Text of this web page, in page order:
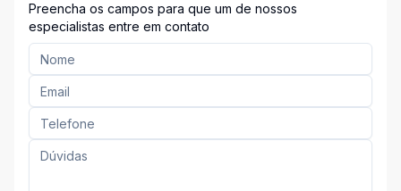
Preencha os campos para que um de nossos
especialistas entre em contato